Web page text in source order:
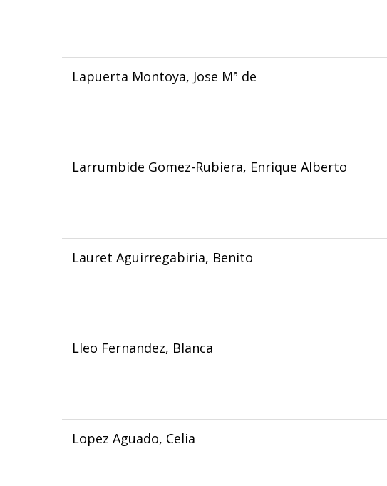
Lapuerta Montoya, Jose Mª de
Larrumbide Gomez-Rubiera, Enrique Alberto
Lauret Aguirregabiria, Benito
Lleo Fernandez, Blanca
Lopez Aguado, Celia